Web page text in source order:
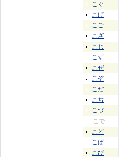
こぐ
こげ
こご
こざ
こじ
こず
こぜ
こぞ
こだ
こぢ
こづ
こで
こど
こば
こび